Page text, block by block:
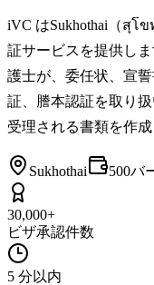
iVC はSukhothai（สุโ
証サービスを提供し
護士が、委任状、宣
証、謄本認証を取り
受理される書類を作成
Sukhothai 500バ
30,000+
ビザ承認件数
5 分以内